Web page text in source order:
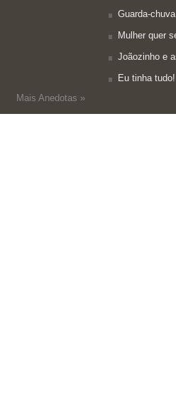
Mais Anedotas »
Guarda-
Mulher quer
Joãozinho e
Eu tinha tudo!